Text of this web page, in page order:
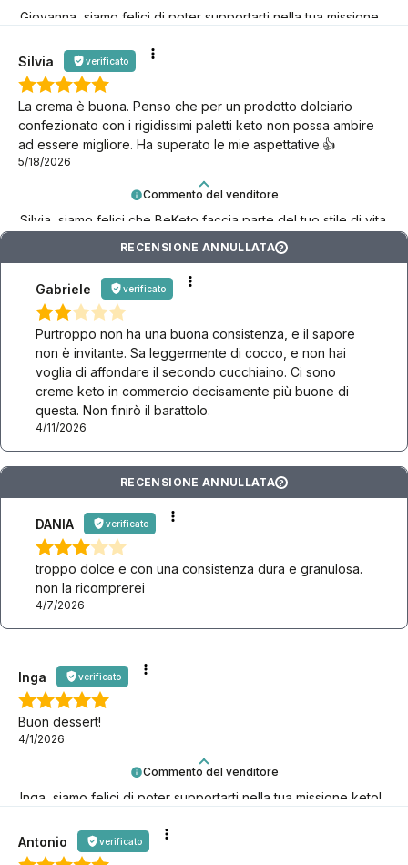
Giovanna, siamo felici di poter supportarti nella tua missione
Commento del venditore
Silvia, siamo felici che BeKeto faccia parte del tuo stile di vita
Silvia verificato
La crema è buona. Penso che per un prodotto dolciario
confezionato con i rigidissimi paletti keto non possa ambire
ad essere migliore. Ha superato le mie aspettative.👍️
5/18/2026
RECENSIONE ANNULLATA ?
Gabriele verificato
Purtroppo non ha una buona consistenza, e il sapore
non è invitante. Sa leggermente di cocco, e non hai
voglia di affondare il secondo cucchiaino. Ci sono
creme keto in commercio decisamente più buone di
questa. Non finirò il barattolo.
4/11/2026
RECENSIONE ANNULLATA ?
DANIA verificato
troppo dolce e con una consistenza dura e granulosa.
non la ricomprerei
4/7/2026
Commento del venditore
Inga, siamo felici di poter supportarti nella tua missione keto!
Inga verificato
Buon dessert!
4/1/2026
Antonio verificato